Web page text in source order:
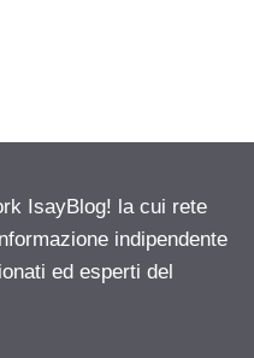
IsayBlog! la cui rete
indipendente
ed esperti del